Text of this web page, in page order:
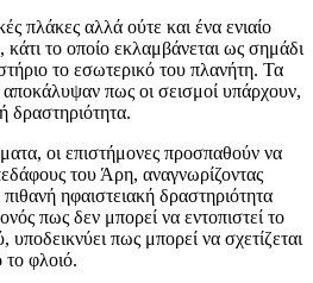
πλάκες αλλά ούτε και ένα ενιαίο
κάτι το οποίο εκλαμβάνεται ως σημάδι
το εσωτερικό του πλανήτη. Τα
πως οι σεισμοί υπάρχουν,
δραστηριότητα.
οι επιστήμονες προσπαθούν να
του Άρη, αναγνωρίζοντας
ηφαιστειακή δραστηριότητα
πως δεν μπορεί να εντοπιστεί το
υποδεικνύει πως μπορεί να σχετίζεται
φλοιό.